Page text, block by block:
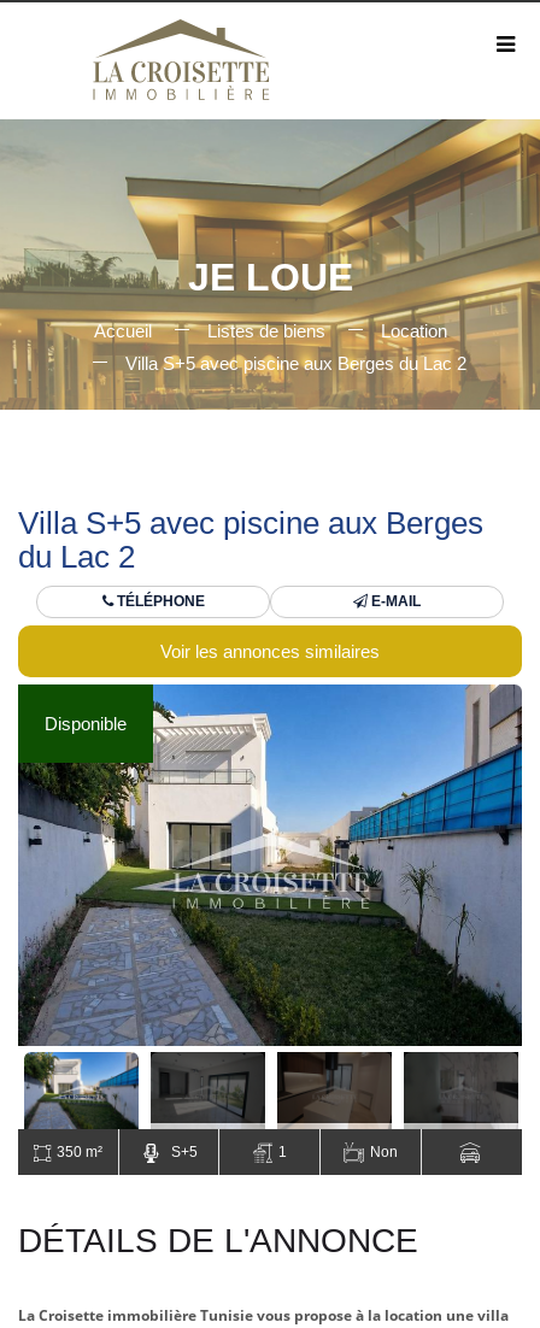
JE LOUE
Accueil Listes de biens
Location
Villa S+5 avec piscine aux Berges du Lac 2
Villa S+5 avec piscine aux Berges
du Lac 2
TÉLÉPHONE E-MAIL
Voir les annonces similaires
Disponible
350 m² S+5 1 Non
DÉTAILS DE L'ANNONCE
La Croisette immobilière Tunisie vous propose à la location une villa